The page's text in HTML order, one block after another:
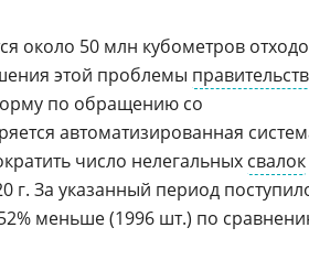
около 50 млн кубометров
этой проблемы
по обращению со
автоматизированная
число нелегальных свалок
За указанный период
меньше (1996 шт.) по